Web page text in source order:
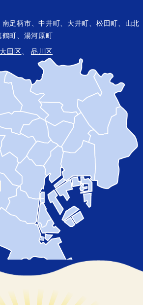
南足柄市、中井町、大井町、松田町、山北
町、湯河原町
大田区 品川区